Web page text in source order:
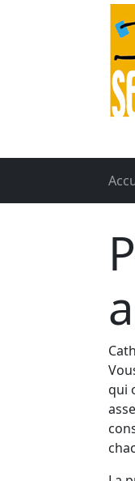
Aller au contenu
qui